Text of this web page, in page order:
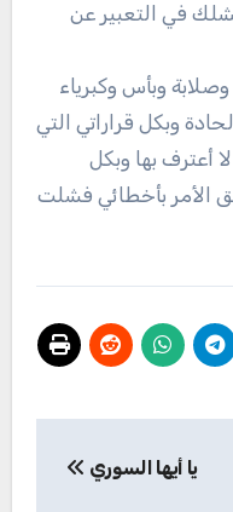
في التعبير عن
وبأس وكبرياء
وبكل قراراتي التي
أعترف بها وبكل
الأمر بأخطائي فشلت
يا أيها السوري